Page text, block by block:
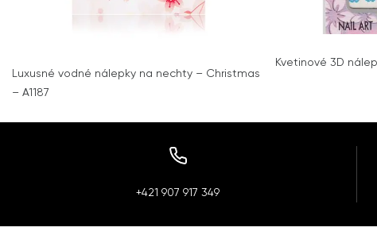
Luxusné vodné nálepky na nechty – Christmas
– A1187
Kvetinové 3D
+421 907 917 349